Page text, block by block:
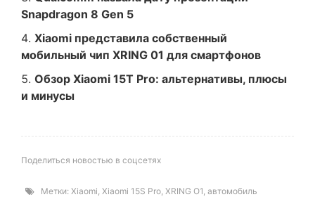
Snapdragon 8 Gen 5
Xiaomi представила собственный
мобильный чип XRING 01 для смартфонов
Обзор Xiaomi 15T Pro: альтернативы, плюсы
и минусы
Поделиться новостью в соцсетях
Метки: Xiaomi Xiaomi 15S Pro XRING O1 автомобиль